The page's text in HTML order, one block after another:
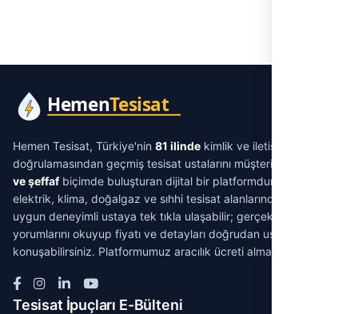
Hemen Tesisat, Türkiye'nin 81 ilinde kimlik ve iletişim
doğrulamasından geçmiş tesisat ustalarını müşterilerle
ve şeffafbiçimde buluşturan dijital bir platformdur. Su tesisatı,
elektrik, klima, doğalgaz ve sıhhi tesisat alanlarında ihtiyacınıza
uygun deneyimli ustaya tek tıkla ulaşabilir; gerçek müşteri
yorumlarını okuyup fiyatı ve detayları doğrudan ustayla
konuşabilirsiniz. Platformumuz aracılık ücreti almaz.
Tesisat İpuçları E-Bülteni